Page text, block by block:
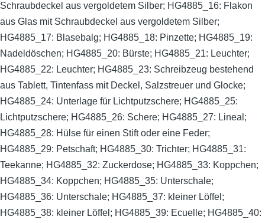
Schraubdeckel aus vergoldetem Silber; HG4885_16: Flakon
aus Glas mit Schraubdeckel aus vergoldetem Silber;
HG4885_17: Blasebalg; HG4885_18: Pinzette; HG4885_19:
Nadeldöschen; HG4885_20: Bürste; HG4885_21: Leuchter;
HG4885_22: Leuchter; HG4885_23: Schreibzeug bestehend
aus Tablett, Tintenfass mit Deckel, Salzstreuer und Glocke;
HG4885_24: Unterlage für Lichtputzschere; HG4885_25:
Lichtputzschere; HG4885_26: Schere; HG4885_27: Lineal;
HG4885_28: Hülse für einen Stift oder eine Feder;
HG4885_29: Petschaft; HG4885_30: Trichter; HG4885_31:
Teekanne; HG4885_32: Zuckerdose; HG4885_33: Koppchen;
HG4885_34: Koppchen; HG4885_35: Unterschale;
HG4885_36: Unterschale; HG4885_37: kleiner Löffel;
HG4885_38: kleiner Löffel; HG4885_39: Ecuelle; HG4885_40: